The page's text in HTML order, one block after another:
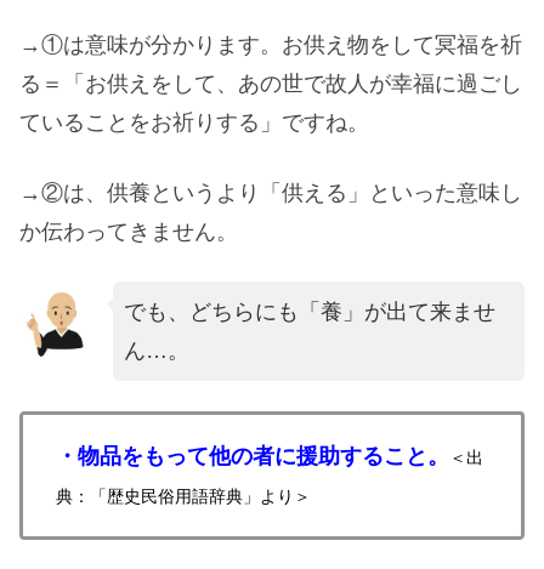
→①は意味が分かります。お供え物をして冥福を祈
る＝「お供えをして、あの世で故人が幸福に過ごし
ていることをお祈りする」ですね。
→②は、供養というより「供える」といった意味し
か伝わってきません。
でも、どちらにも「養」が出て来ませ
ん…。
・物品をもって他の者に援助すること。
＜出
典：「歴史民俗用語辞典」より＞